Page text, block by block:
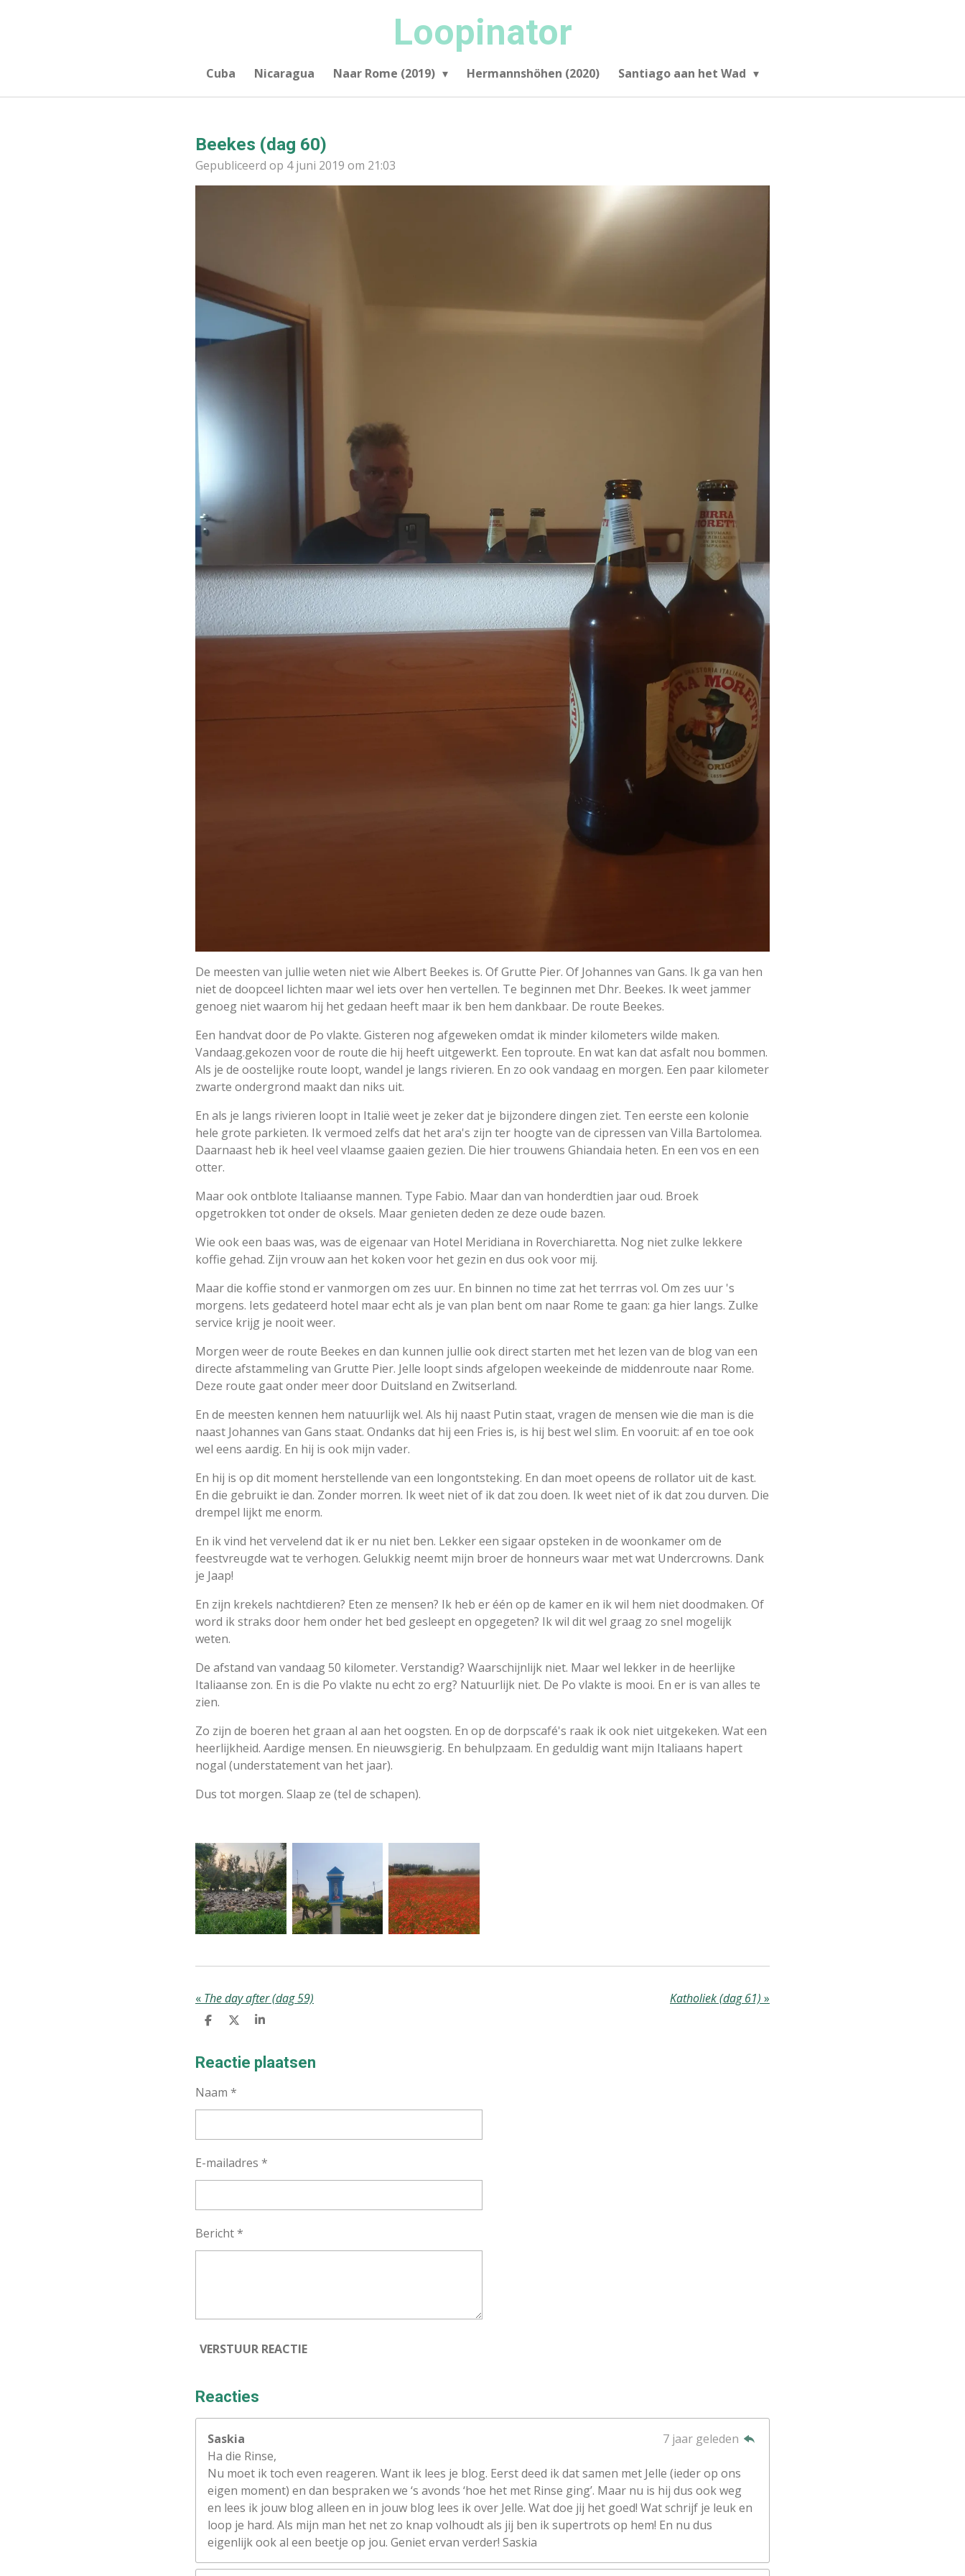
Loopinator
Cuba Nicaragua Naar Rome (2019) Hermannshöhen (2020) Santiago aan het Wad
Beekes (dag 60)
Gepubliceerd op 4 juni 2019 om 21:03
De meesten van jullie weten niet wie Albert Beekes is. Of Grutte Pier. Of Johannes van Gans. Ik ga van hen
niet de doopceel lichten maar wel iets over hen vertellen. Te beginnen met Dhr. Beekes. Ik weet jammer
genoeg niet waarom hij het gedaan heeft maar ik ben hem dankbaar. De route Beekes.
Een handvat door de Po vlakte. Gisteren nog afgeweken omdat ik minder kilometers wilde maken.
Vandaag.gekozen voor de route die hij heeft uitgewerkt. Een toproute. En wat kan dat asfalt nou bommen.
Als je de oostelijke route loopt, wandel je langs rivieren. En zo ook vandaag en morgen. Een paar kilometer
zwarte ondergrond maakt dan niks uit.
En als je langs rivieren loopt in Italië weet je zeker dat je bijzondere dingen ziet. Ten eerste een kolonie
hele grote parkieten. Ik vermoed zelfs dat het ara's zijn ter hoogte van de cipressen van Villa Bartolomea.
Daarnaast heb ik heel veel vlaamse gaaien gezien. Die hier trouwens Ghiandaia heten. En een vos en een
otter.
Maar ook ontblote Italiaanse mannen. Type Fabio. Maar dan van honderdtien jaar oud. Broek
opgetrokken tot onder de oksels. Maar genieten deden ze deze oude bazen.
Wie ook een baas was, was de eigenaar van Hotel Meridiana in Roverchiaretta. Nog niet zulke lekkere
koffie gehad. Zijn vrouw aan het koken voor het gezin en dus ook voor mij.
Maar die koffie stond er vanmorgen om zes uur. En binnen no time zat het terrras vol. Om zes uur 's
morgens. Iets gedateerd hotel maar echt als je van plan bent om naar Rome te gaan: ga hier langs. Zulke
service krijg je nooit weer.
Morgen weer de route Beekes en dan kunnen jullie ook direct starten met het lezen van de blog van een
directe afstammeling van Grutte Pier. Jelle loopt sinds afgelopen weekeinde de middenroute naar Rome.
Deze route gaat onder meer door Duitsland en Zwitserland.
En de meesten kennen hem natuurlijk wel. Als hij naast Putin staat, vragen de mensen wie die man is die
naast Johannes van Gans staat. Ondanks dat hij een Fries is, is hij best wel slim. En vooruit: af en toe ook
wel eens aardig. En hij is ook mijn vader.
En hij is op dit moment herstellende van een longontsteking. En dan moet opeens de rollator uit de kast.
En die gebruikt ie dan. Zonder morren. Ik weet niet of ik dat zou doen. Ik weet niet of ik dat zou durven. Die
drempel lijkt me enorm.
En ik vind het vervelend dat ik er nu niet ben. Lekker een sigaar opsteken in de woonkamer om de
feestvreugde wat te verhogen. Gelukkig neemt mijn broer de honneurs waar met wat Undercrowns. Dank
je Jaap!
En zijn krekels nachtdieren? Eten ze mensen? Ik heb er één op de kamer en ik wil hem niet doodmaken. Of
word ik straks door hem onder het bed gesleept en opgegeten? Ik wil dit wel graag zo snel mogelijk
weten.
De afstand van vandaag 50 kilometer. Verstandig? Waarschijnlijk niet. Maar wel lekker in de heerlijke
Italiaanse zon. En is die Po vlakte nu echt zo erg? Natuurlijk niet. De Po vlakte is mooi. En er is van alles te
zien.
Zo zijn de boeren het graan al aan het oogsten. En op de dorpscafé's raak ik ook niet uitgekeken. Wat een
heerlijkheid. Aardige mensen. En nieuwsgierig. En behulpzaam. En geduldig want mijn Italiaans hapert
nogal (understatement van het jaar).
Dus tot morgen. Slaap ze (tel de schapen).
« The day after (dag 59) Katholiek (dag 61) »
D
E
N
D
L
S
R
E
Reactie plaatsen
Naam *
E-mailadres *
Bericht *
VERSTUUR REACTIE
Reacties
Saskia
7 jaar geleden
Ha die Rinse,
Nu moet ik toch even reageren. Want ik lees je blog. Eerst deed ik dat samen met Jelle (ieder op ons
eigen moment) en dan bespraken we ‘s avonds ‘hoe het met Rinse ging’. Maar nu is hij dus ook weg
en lees ik jouw blog alleen en in jouw blog lees ik over Jelle. Wat doe jij het goed! Wat schrijf je leuk en
loop je hard. Als mijn man het net zo knap volhoudt als jij ben ik supertrots op hem! En nu dus
eigenlijk ook al een beetje op jou. Geniet ervan verder! Saskia